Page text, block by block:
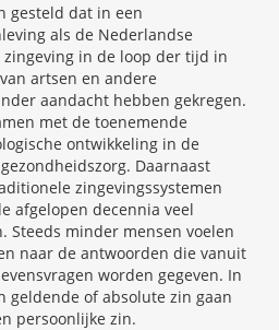
gesteld dat in een
als de Nederlandse
in de loop der tijd in
artsen en andere
aandacht hebben gekregen.
met de toenemende
ontwikkeling in de
Daarnaast
zingevingssystemen
afgelopen decennia veel
Steeds minder mensen voelen
naar de antwoorden die vanuit
worden gegeven. In
geldende of absolute zin gaan
persoonlijke zin.